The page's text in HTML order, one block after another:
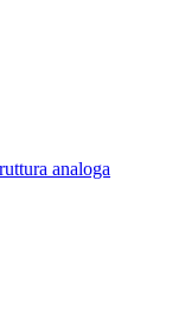
analoga